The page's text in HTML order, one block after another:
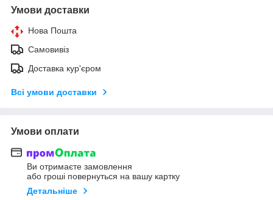
Умови доставки
Нова Пошта
Самовивіз
Доставка кур'єром
Всі умови доставки
Умови оплати
Ви отримаєте замовлення
або гроші повернуться на вашу картку
Детальніше